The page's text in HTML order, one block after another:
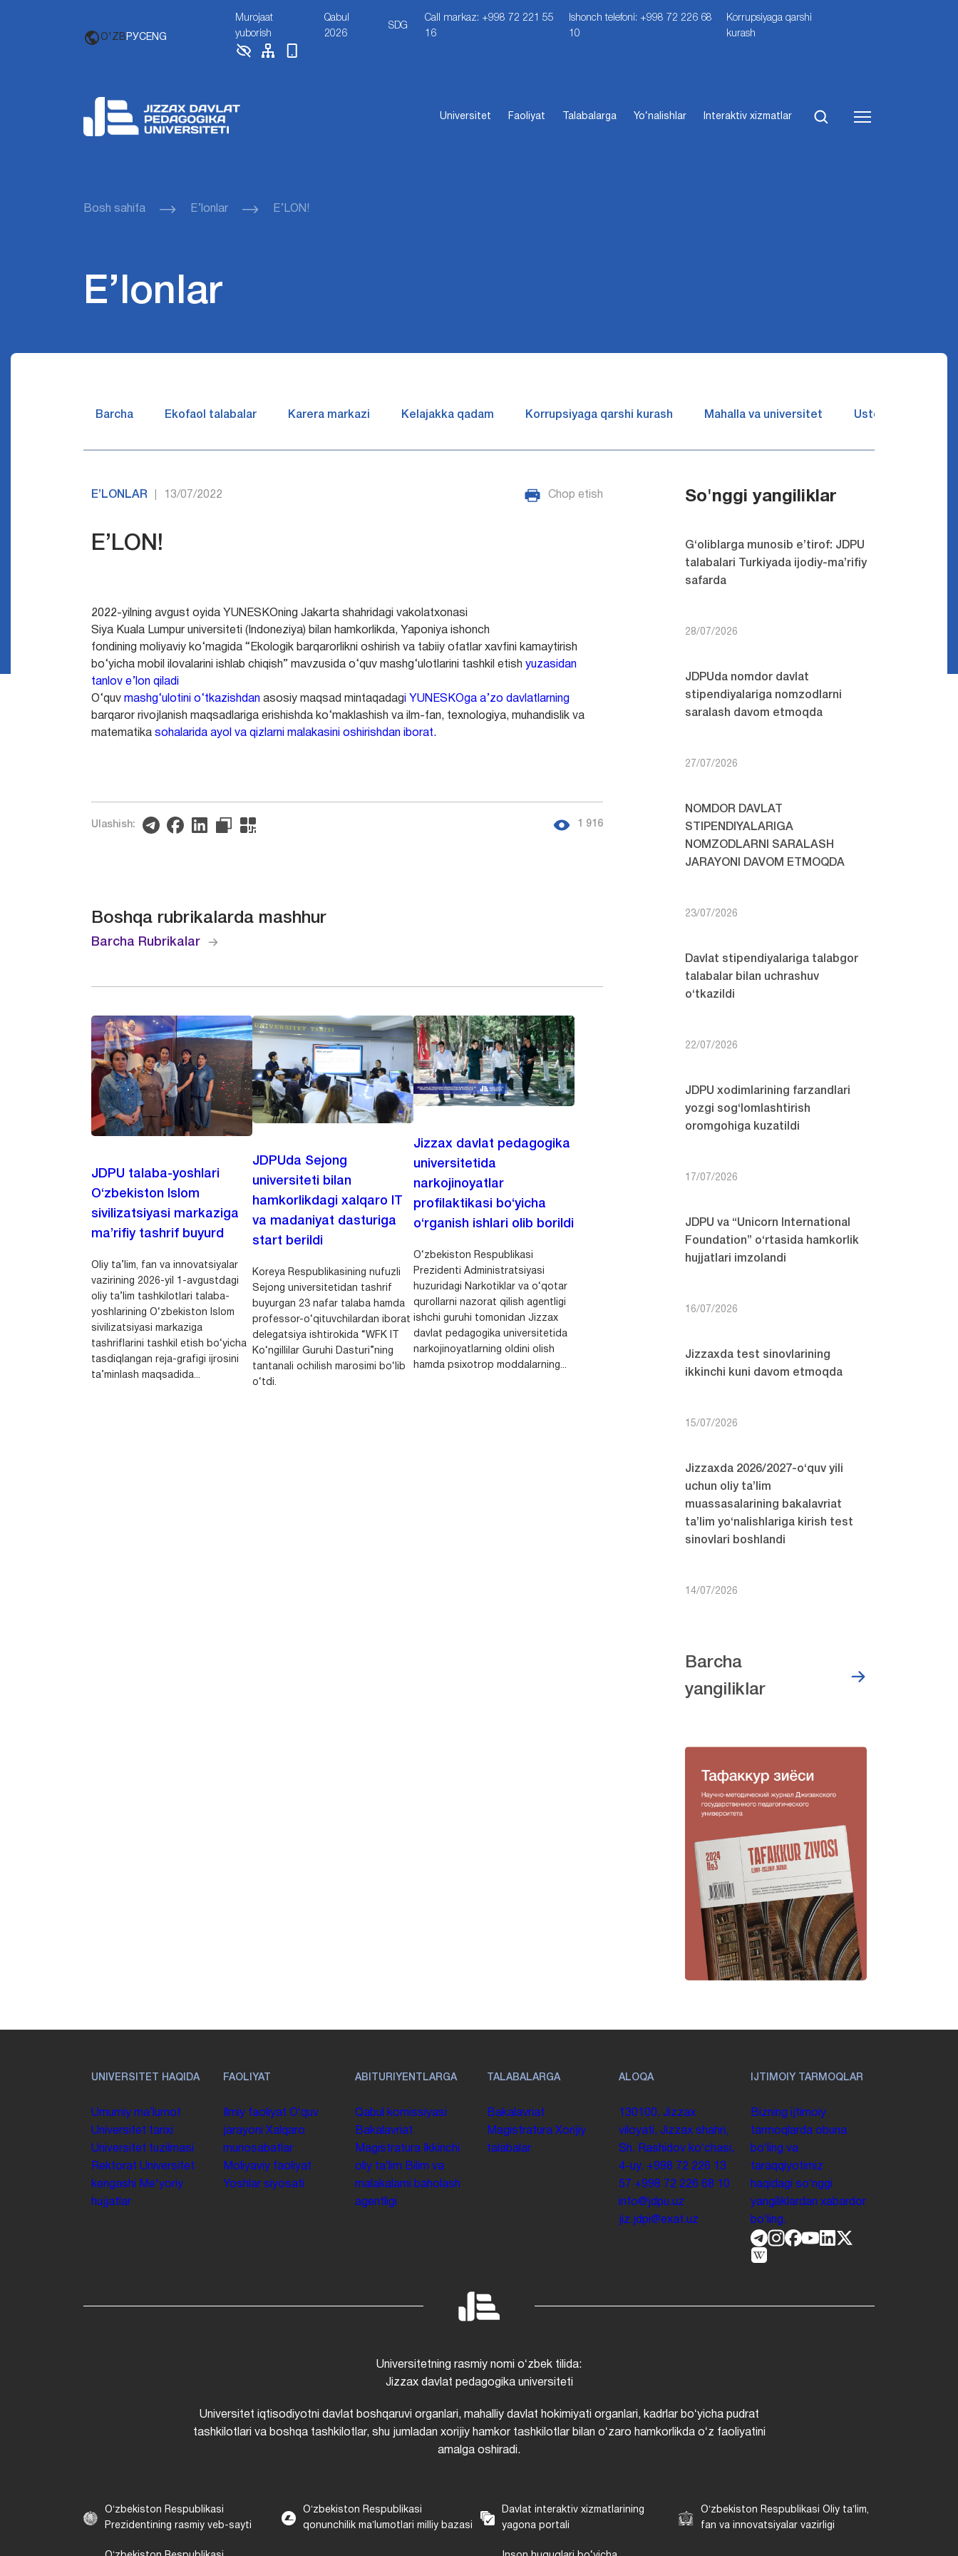
O'ZB РУСENG
Murojaat
yuborish
Qabul
2026
SDG
Call markaz: +998 72 221 55
16
Ishonch telefoni: +998 72 226 68
10
Korrupsiyaga qarshi
kurash
Universitet Faoliyat Talabalarga Yo‘nalishlar Interaktiv xizmatlar
Bosh sahifa E’lonlar E’LON!
E’lonlar
Barcha Ekofaol talabalar Karera markazi Kelajakka qadam Korrupsiyaga qarshi kurash Mahalla va universitet Ustozlar suhbatin
E’LONLAR 13/07/2022 Chop etish
E’LON!
2022-yilning avgust oyida YUNESKOning Jakarta shahridagi vakolatxonasi
Siya Kuala Lumpur universiteti (Indoneziya) bilan hamkorlikda, Yaponiya ishonch
fondining moliyaviy ko‘magida “Ekologik barqarorlikni oshirish va tabiiy ofatlar xavfini kamaytirish
bo‘yicha mobil ilovalarini ishlab chiqish” mavzusida o‘quv mashg‘ulotlarini tashkil etishyuzasidan
tanlov e’lon qiladi
O‘quv mashg‘ulotini o‘tkazishdan asosiy maqsad mintaqadag
i YUNESKOga a’zo davlatlarning
barqaror rivojlanish maqsadlariga erishishda ko‘maklashish va ilm-fan, texnologiya, muhandislik va
matematika sohalarida ayol va qizlarni malakasini oshirishdan iborat.
Ulashish: 1 916
Boshqa rubrikalarda mashhur
Barcha Rubrikalar
JDPU talaba-yoshlari
O‘zbekiston Islom
sivilizatsiyasi markaziga
ma’rifiy tashrif buyurd
Oliy ta’lim, fan va innovatsiyalar
vazirining 2026-yil 1-avgustdagi
oliy ta’lim tashkilotlari talaba-
yoshlarining O‘zbekiston Islom
sivilizatsiyasi markaziga
tashriflarini tashkil etish bo‘yicha
tasdiqlangan reja-grafigi ijrosini
ta’minlash maqsadida...
JDPUda Sejong
universiteti bilan
hamkorlikdagi xalqaro IT
va madaniyat dasturiga
start berildi
Koreya Respublikasining nufuzli
Sejong universitetidan tashrif
buyurgan 23 nafar talaba hamda
professor-o‘qituvchilardan iborat
delegatsiya ishtirokida “WFK IT
Ko‘ngillilar Guruhi Dasturi”ning
tantanali ochilish marosimi bo‘lib
o‘tdi.
Jizzax davlat pedagogika
universitetida
narkojinoyatlar
profilaktikasi bo‘yicha
o‘rganish ishlari olib borildi
O‘zbekiston Respublikasi
Prezidenti Administratsiyasi
huzuridagi Narkotiklar va o‘qotar
qurollarni nazorat qilish agentligi
ishchi guruhi tomonidan Jizzax
davlat pedagogika universitetida
narkojinoyatlarning oldini olish
hamda psixotrop moddalarning...
So'nggi yangiliklar
G‘oliblarga munosib e’tirof: JDPU
talabalari Turkiyada ijodiy-ma’rifiy
safarda
28/07/2026
JDPUda nomdor davlat
stipendiyalariga nomzodlarni
saralash davom etmoqda
27/07/2026
NOMDOR DAVLAT
STIPENDIYALARIGA
NOMZODLARNI SARALASH
JARAYONI DAVOM ETMOQDA
23/07/2026
Davlat stipendiyalariga talabgor
talabalar bilan uchrashuv
o‘tkazildi
22/07/2026
JDPU xodimlarining farzandlari
yozgi sog‘lomlashtirish
oromgohiga kuzatildi
17/07/2026
JDPU va “Unicorn International
Foundation” o‘rtasida hamkorlik
hujjatlari imzolandi
16/07/2026
Jizzaxda test sinovlarining
ikkinchi kuni davom etmoqda
15/07/2026
Jizzaxda 2026/2027-o‘quv yili
uchun oliy ta’lim
muassasalarining bakalavriat
ta’lim yo‘nalishlariga kirish test
sinovlari boshlandi
14/07/2026
Barcha
yangiliklar
UNIVERSITET HAQIDA
Umumiy maʼlumot
Universitet tarixi
Universitet tuzilmasi
Rektorat Universitet
kengashi
Me'yoriy
hujjatlar
FAOLIYAT
Ilmiy faoliyat Oʻquv
jarayoni Xalqaro
munosabatlar
Moliyaviy faoliyat
Yoshlar siyosati
ABITURIYENTLARGA
Qabul komissiyasi
Bakalavriat
Magistratura
Ikkinchi
oliy taʼlim Bilim va
malakalarni baholash
agentligi
TALABALARGA
Bakalavriat
Magistratura Xorijiy
talabalar
ALOQA
130100. Jizzax
viloyati, Jizzax shahri,
Sh. Rashidov koʻchasi,
4-uy. +998 72 226 13
57 +998 72 226 68 10
info@jdpu.uz
jiz.jdpi@exat.uz
IJTIMOIY TARMOQLAR
Bizning ijtimoiy
tarmoqlarda obuna
boʻling va
taraqqiyotimiz
haqidagi soʻnggi
yangiliklardan xabardor
boʻling.
Universitetning rasmiy nomi oʻzbek tilida:
Jizzax davlat pedagogika universiteti
Universitet iqtisodiyotni davlat boshqaruvi organlari, mahalliy davlat hokimiyati organlari, kadrlar boʻyicha pudrat
tashkilotlari va boshqa tashkilotlar, shu jumladan xorijiy hamkor tashkilotlar bilan oʻzaro hamkorlikda oʻz faoliyatini
amalga oshiradi.
Oʻzbekiston Respublikasi
Prezidentining rasmiy veb-sayti
Oʻzbekiston Respublikasi
qonunchilik maʼlumotlari milliy bazasi
Davlat interaktiv xizmatlarining
yagona portali
Oʻzbekiston Respublikasi Oliy taʼlim,
fan va innovatsiyalar vazirligi